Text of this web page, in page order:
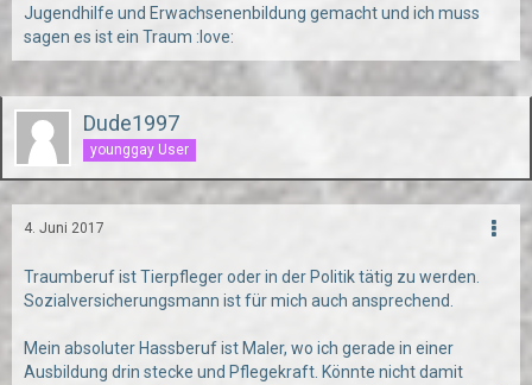
Jugendhilfe und Erwachsenenbildung gemacht und ich muss
sagen es ist ein Traum :love:
Dude1997
younggay User
4. Juni 2017
Traumberuf ist Tierpfleger oder in der Politik tätig zu werden.
Sozialversicherungsmann ist für mich auch ansprechend.
Mein absoluter Hassberuf ist Maler, wo ich gerade in einer
Ausbildung drin stecke und Pflegekraft. Könnte nicht damit